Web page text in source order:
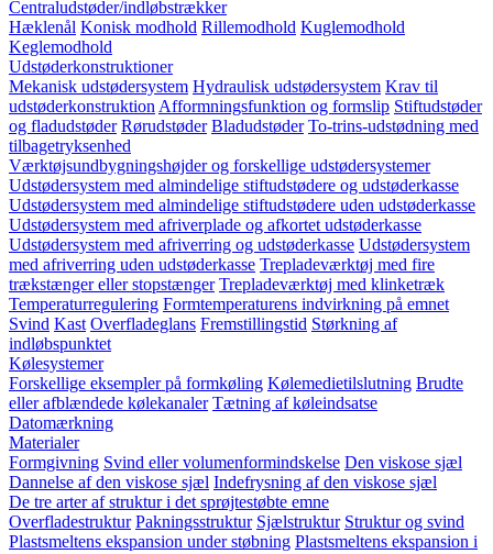
Centraludstøder/indløbstrækker
Hæklenål Konisk modhold Rillemodhold Kuglemodhold
Keglemodhold
Udstøderkonstruktioner
Mekanisk udstødersystem Hydraulisk udstødersystem Krav til
udstøderkonstruktion Afformningsfunktion og formslip Stiftudstøder
og fladudstøder Rørudstøder Bladudstøder To-trins-udstødning med
tilbagetryksenhed
Værktøjsundbygningshøjder og forskellige udstødersystemer
Udstødersystem med almindelige stiftudstødere og udstøderkasse
Udstødersystem med almindelige stiftudstødere uden udstøderkasse
Udstødersystem med afriverplade og afkortet udstøderkasse
Udstødersystem med afriverring og udstøderkasse Udstødersystem
med afriverring uden udstøderkasse Trepladeværktøj med fire
trækstænger eller stopstænger Trepladeværktøj med klinketræk
Temperaturregulering Formtemperaturens indvirkning på emnet
Svind Kast Overfladeglans Fremstillingstid Størkning af
indløbspunktet
Kølesystemer
Forskellige eksempler på formkøling Kølemedietilslutning Brudte
eller afblændede kølekanaler Tætning af køleindsatse
Datomærkning
Materialer
Formgivning Svind eller volumenformindskelse Den viskose sjæl
Dannelse af den viskose sjæl Indefrysning af den viskose sjæl
De tre arter af struktur i det sprøjtestøbte emne
Overfladestruktur Pakningsstruktur Sjælstruktur Struktur og svind
Plastsmeltens ekspansion under støbning Plastsmeltens ekspansion i